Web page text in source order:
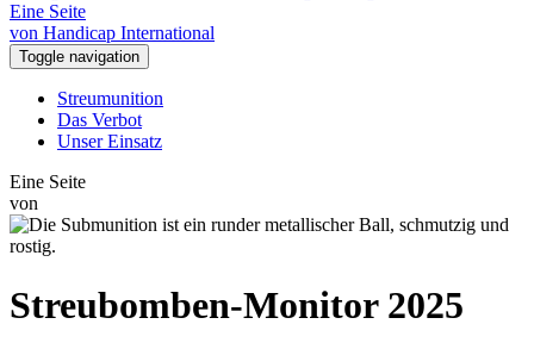
Eine Seite
von Handicap International
Toggle navigation
Streumunition
Das Verbot
Unser Einsatz
Eine Seite
von
Streubomben-Monitor 2025